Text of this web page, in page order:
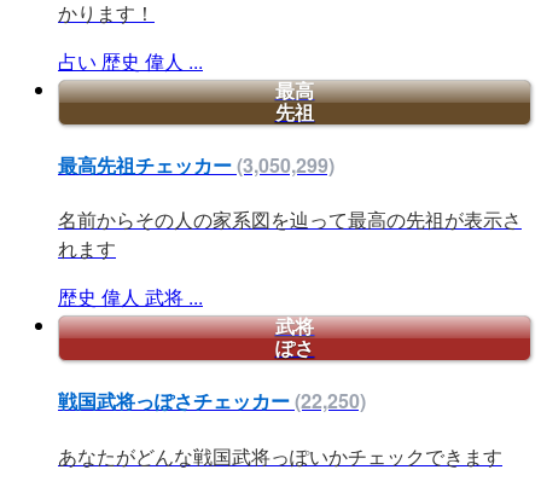
かります！
占い 歴史 偉人 ...
最高
先祖
最高先祖チェッカー(3,050,299)
名前からその人の家系図を辿って最高の先祖が表示さ
れます
歴史 偉人 武将 ...
武将
ぽさ
戦国武将っぽさチェッカー(22,250)
あなたがどんな戦国武将っぽいかチェックできます